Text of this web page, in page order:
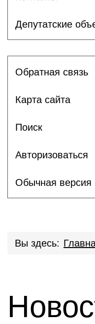
Депутатские
Обратная связь
Карта сайта
Поиск
Авторизоваться
Обычная версия
Вы здесь: